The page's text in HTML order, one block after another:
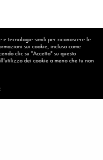
e tecnologie simili per riconoscere le
sui cookie, incluso come
clic su "Accetto" su questo
dei cookie a meno che tu non